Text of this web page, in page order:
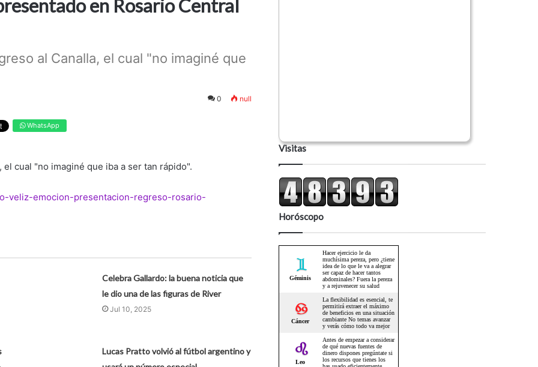
en Rosario Central
al Canalla, el cual "no imaginé que
0 null
WhatsApp
cual "no imaginé que iba a ser tan rápido".
veliz-emocion-presentacion-regreso-rosario-
Celebra Gallardo: la buena noticia que
le dio una de las figuras de River
Jul 10, 2025
Lucas Pratto volvió al fútbol argentino y
Visitas
Horóscopo